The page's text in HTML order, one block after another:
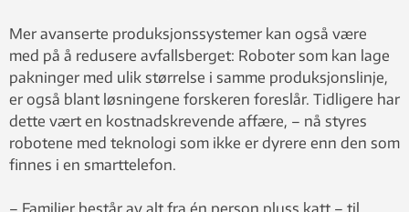
Mer avanserte produksjonssystemer kan også være
med på å redusere avfallsberget: Roboter som kan lage
pakninger med ulik størrelse i samme produksjonslinje,
er også blant løsningene forskeren foreslår. Tidligere har
dette vært en kostnadskrevende affære, – nå styres
robotene med teknologi som ikke er dyrere enn den som
finnes i en smarttelefon.
– Familier består av alt fra én person pluss katt – til